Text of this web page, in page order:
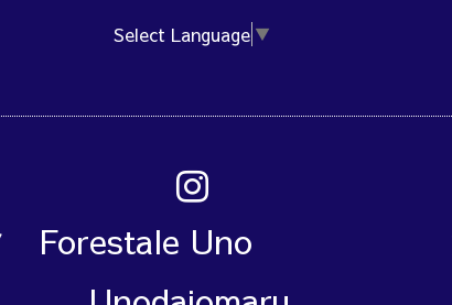
Select Language ▼
アン Forestale Uno